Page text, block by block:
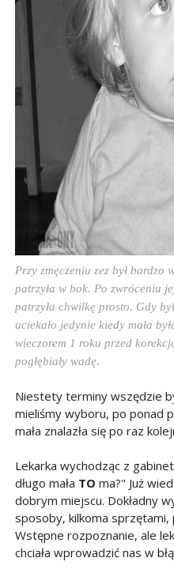
Przy zmęczeniu zez był bardzo
patrzyła w bok. Po zwróceniu
patrzyła chwilkę prosto. Gdy
uciekało jedynie kiedy mała
wieczorem 1 roku przed
pogłębiały wadę.
Niestety terminy wszędzie
mieliśmy wyboru, po ponad
mała znalazła się po raz
Lekarka wychodząc z
długo mała TO ma?" Już
dobrym miejscu. Dokładny
sposoby, kilkoma sprzętami,
Wstępne rozpoznanie, ale
chciała wprowadzić nas w